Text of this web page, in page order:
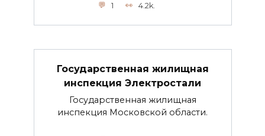
1 4.2k.
Государственная жилищная
инспекция Электростали
Государственная жилищная
инспекция Московской области.